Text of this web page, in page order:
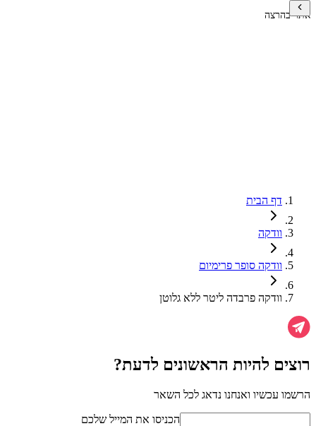
אתר בהרצה
דף הבית
וודקה
וודקה סופר פרימיום
וודקה פרבדה ליטר ללא גלוטן
רוצים להיות הראשונים לדעת?
הרשמו עכשיו ואנחנו נדאג לכל השאר
הכניסו את המייל שלכם